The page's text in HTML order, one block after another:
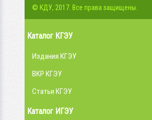
© КДУ, 2017. Все права защищены.
Каталог КГЭУ
Издания КГЭУ
ВКР КГЭУ
Статьи КГЭУ
Каталог ИГЭУ